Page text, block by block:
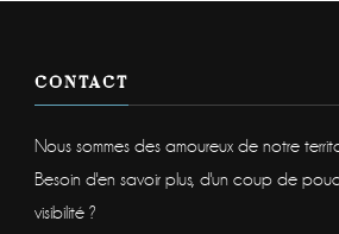
CONTACT
Nous sommes des amoureux de notre
Besoin d'en savoir plus, d'un coup de
visibilité ?